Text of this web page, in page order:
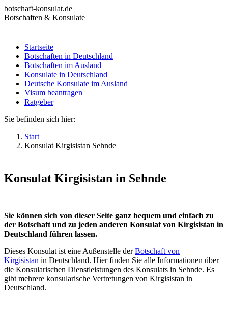
Zum
Inhalt
botschaft-konsulat.de
Botschaften & Konsulate
Startseite
Botschaften in Deutschland
Botschaften im Ausland
Konsulate in Deutschland
Deutsche Konsulate im Ausland
Visum beantragen
Ratgeber
Startseite
Botschaften in Deutschland
Botschaften im Ausland
Konsulate in Deutschland
Deutsche Konsulate im Ausland
Visum beantragen
Ratgeber
Sie befinden sich hier:
Start
Konsulat Kirgisistan Sehnde
Konsulat Kirgisistan in Sehnde
Sie können sich von dieser Seite ganz bequem und einfach zu
der Botschaft und zu jeden anderen Konsulat von Kirgisistan in
Deutschland führen lassen.
Dieses Konsulat ist eine Außenstelle derBotschaft von
Kirgisistan in Deutschland. Hier finden Sie alle Informationen über
die Konsularischen Dienstleistungen des Konsulats in Sehnde. Es
gibt mehrere konsularische Vertretungen von Kirgisistan in
Deutschland.